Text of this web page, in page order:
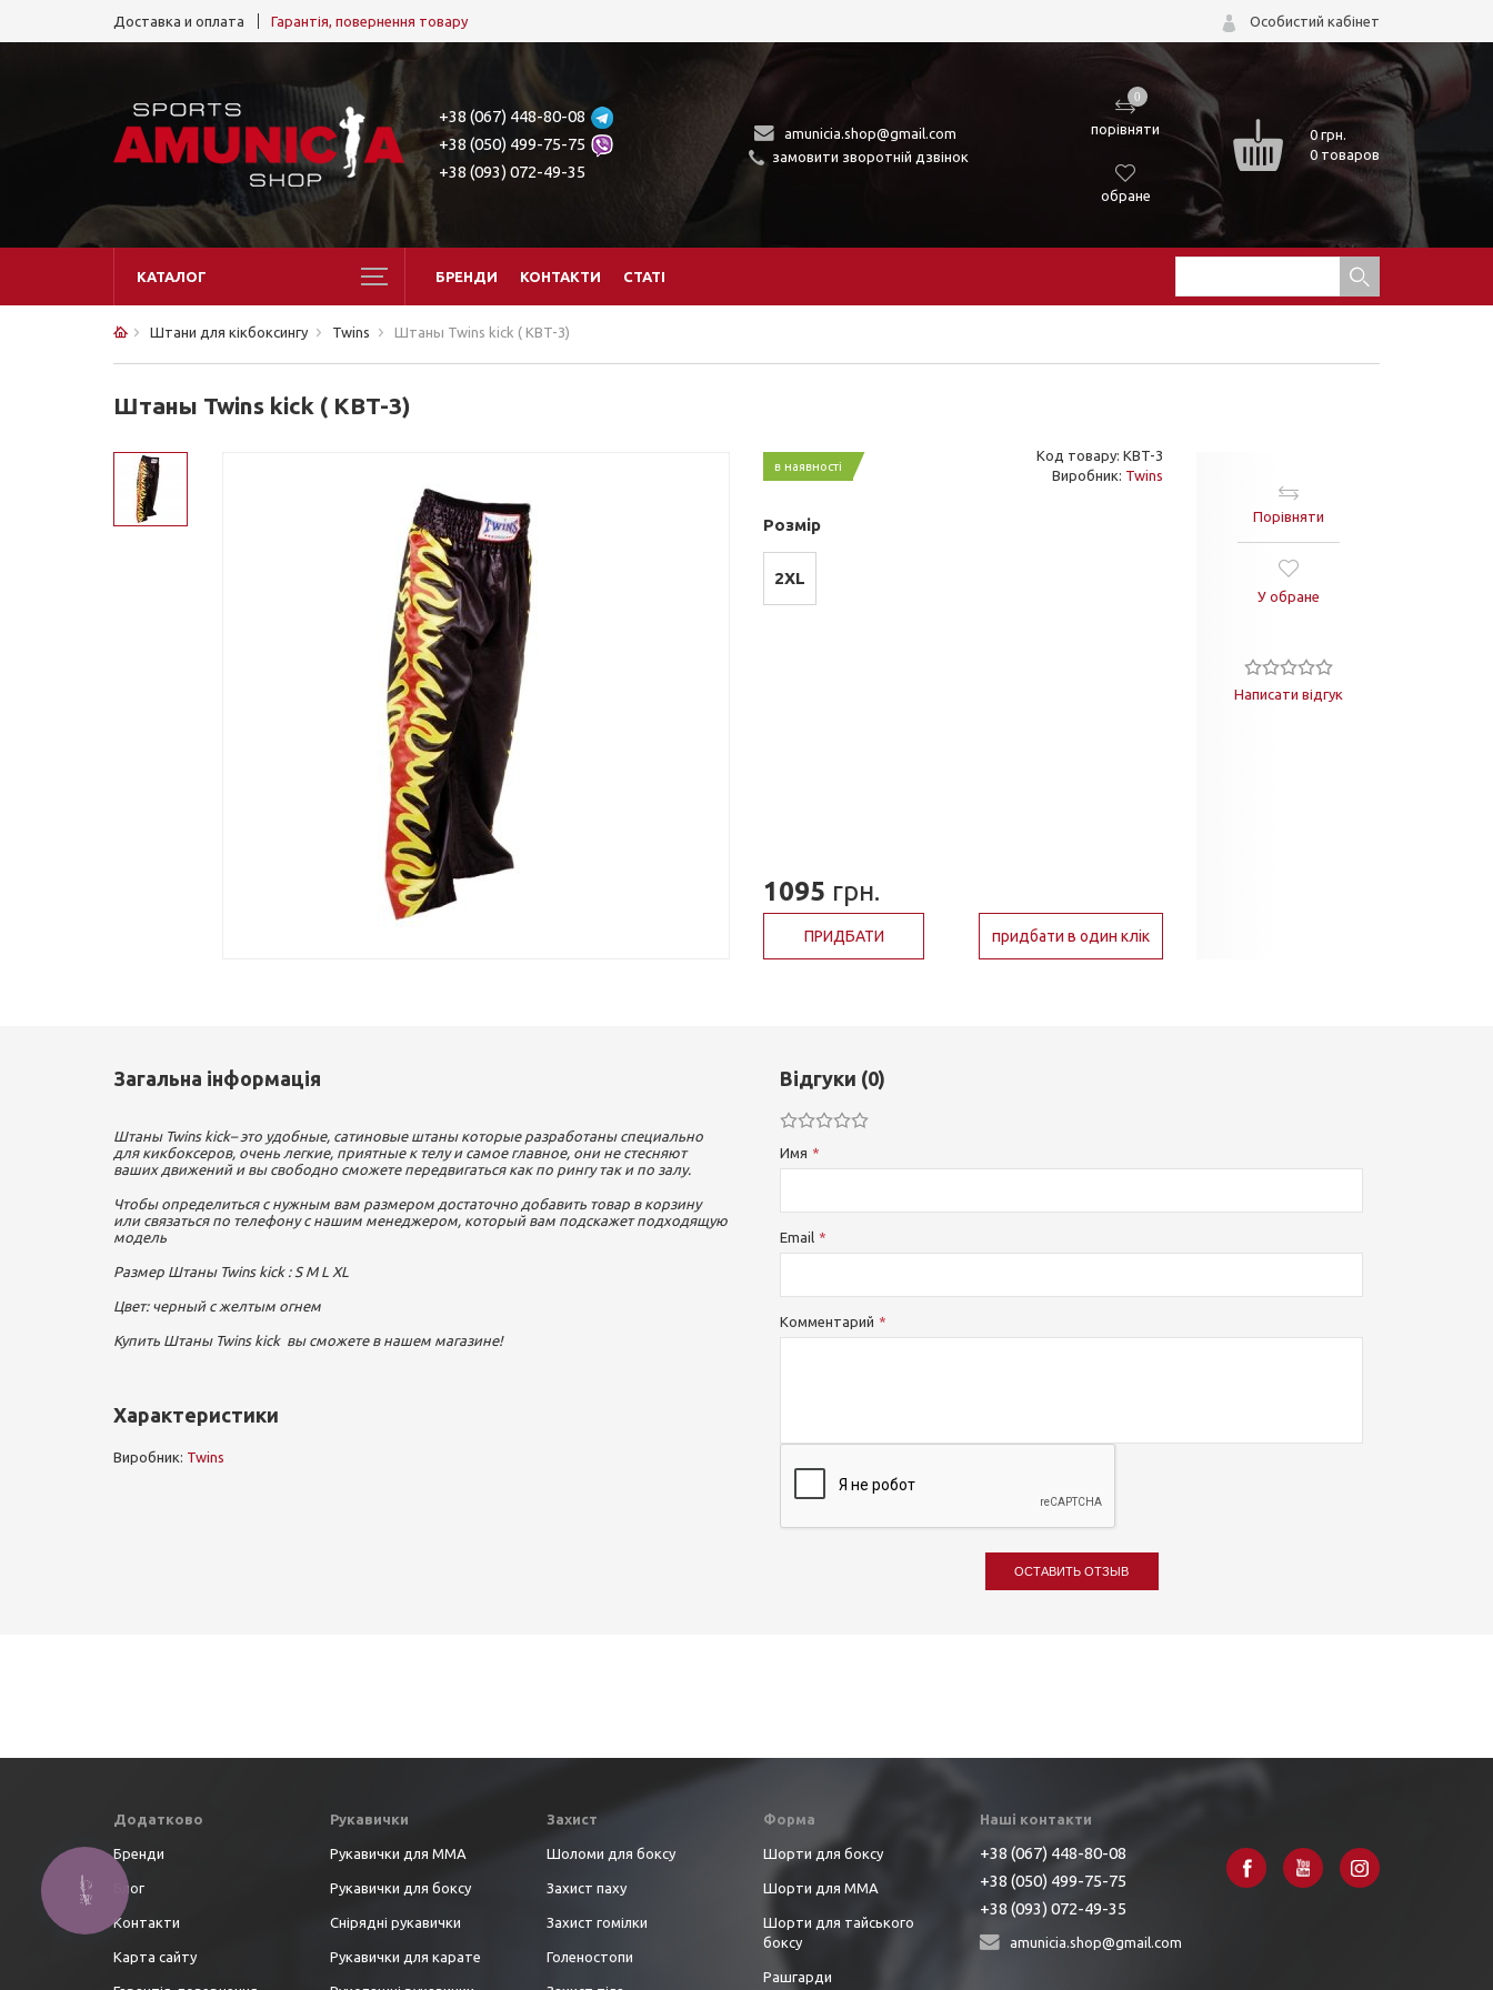
Доставка и оплата Гарантія, повернення товару Особистий кабінет
+38 (067) 448-80-08
+38 (050) 499-75-75
+38 (093) 072-49-35
amunicia.shop@gmail.com
замовити зворотній дзвінок
0
порівняти
обране
0грн.
0 товаров
КАТАЛОГ БРЕНДИ КОНТАКТИ СТАТІ
Штани для кікбоксингу Twins Штаны Twins kick ( KBT-3)
Штаны Twins kick ( KBT-3)
в наявності
Код товару: KBT-3
Виробник: Twins
Розмір
2XL
1095 грн.
ПРИДБАТИ придбати в один клік
Порівняти
У обране
Написати відгук
Загальна інформація
Штаны Twins kick– это удобные, сатиновые штаны которые разработаны специально
для кикбоксеров, очень легкие, приятные к телу и самое главное, они не стесняют
ваших движений и вы свободно сможете передвигаться как по рингу так и по залу.
Чтобы определиться с нужным вам размером достаточно добавить товар в корзину
или связаться по телефону с нашим менеджером, который вам подскажет подходящую
модель
Размер Штаны Twins kick : S M L XL
Цвет: черный с желтым огнем
Купить Штаны Twins kick вы сможете в нашем магазине!
Характеристики
Виробник: Twins
Відгуки (0)
Имя
Email
Комментарий
ОСТАВИТЬ ОТЗЫВ
Додатково
Бренди
Блог
Контакти
Карта сайту
Рукавички
Рукавички для ММА
Рукавички для боксу
Снірядні рукавички
Рукавички для карате
Захист
Шоломи для боксу
Захист паху
Захист гомілки
Голеностопи
Форма
Шорти для боксу
Шорти для ММА
Шорти для тайського
боксу
Рашгарди
Наші контакти
+38 (067) 448-80-08
+38 (050) 499-75-75
+38 (093) 072-49-35
amunicia.shop@gmail.com